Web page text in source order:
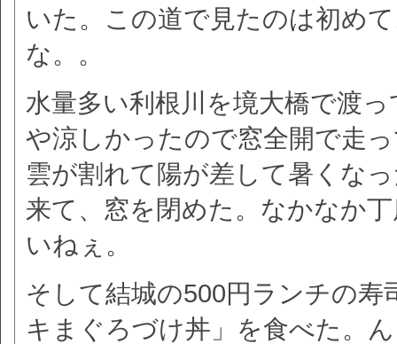
いた。この道で見たのは初め
な。。
水量多い利根川を境大橋で渡
や涼しかったので窓全開で走
雲が割れて陽が差して暑くな
来て、窓を閉めた。なかなか
いねぇ。
そして結城の500円ランチの寿
キまぐろづけ丼」を食べた。